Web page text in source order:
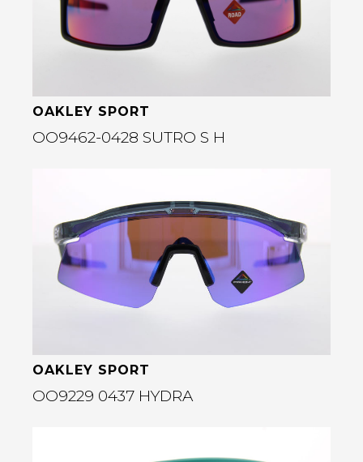
OAKLEY SPORT
OO9462-0428 SUTRO S H
Bekijk deze bril
OAKLEY SPORT
OO9229 0437 HYDRA